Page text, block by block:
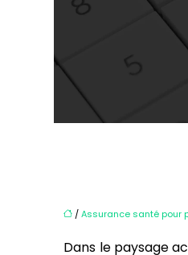
/Assurance santé pour
Dans le paysage